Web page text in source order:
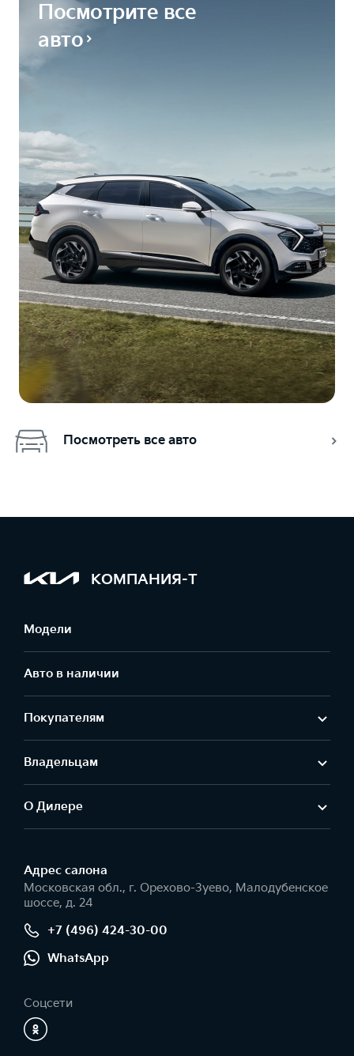
Посмотрите все
авто
Посмотреть все авто
КОМПАНИЯ-Т
Модели
Авто в наличии
Покупателям
Владельцам
О Дилере
Адрес салонa
Московская обл., г. Орехово-Зуево, Малодубенское
шоссе, д. 24
+7 (496) 424-30-00
WhatsApp
Соцсети